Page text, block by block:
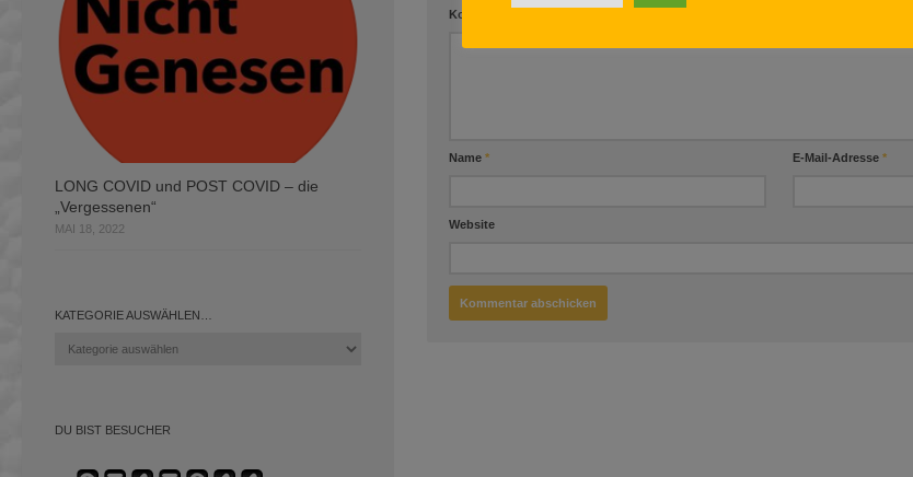
Kommentar
Name * E-Mail-Adresse*
Website
LONG COVID und POST COVID – die
„Vergessenen“
MAI 18, 2022
KATEGORIE AUSWÄHLEN…
Kategorie
DU BIST BESUCHER